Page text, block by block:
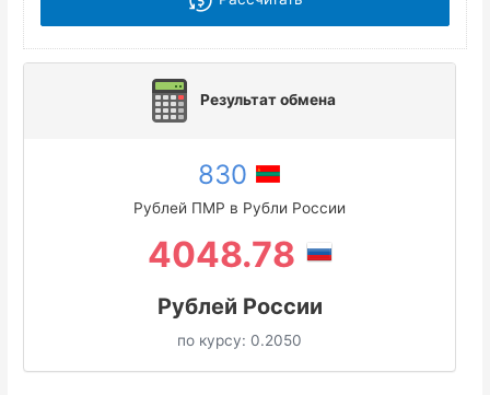
Результат обмена
830
Рублей ПМР в Рубли России
4048.78
Рублей России
по курсу: 0.2050